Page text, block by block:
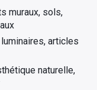
muraux, sols,
articles
naturelle,